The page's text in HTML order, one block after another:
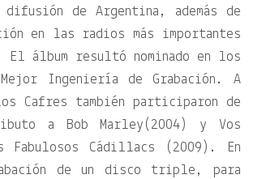
de Argentina, además de
en las radios más importantes
El álbum resultó nominado en los
Ingeniería de Grabación. A
Cafres también participaron de
a Bob Marley(2004) y Vos
Fabulosos Cádillacs (2009). En
de un disco triple, para